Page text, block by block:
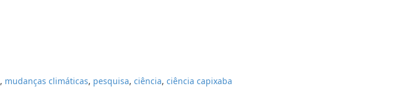
, mudanças climáticas, pesquisa,ciência,ciência capixaba